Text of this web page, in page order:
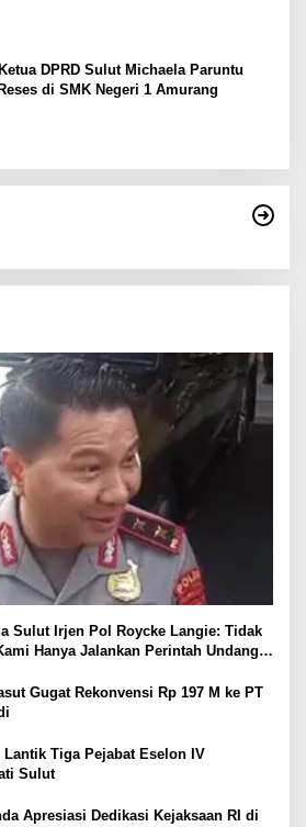
DPRD Sulut Michaela Paruntu
di SMK Negeri 1 Amurang
Sulut Irjen Pol Roycke Langie: Tidak
Hanya Jalankan Perintah Undang-
Gugat Rekonvensi Rp 197 M ke PT
Lantik Tiga Pejabat Eselon IV
Sulut
Apresiasi Dedikasi Kejaksaan RI di